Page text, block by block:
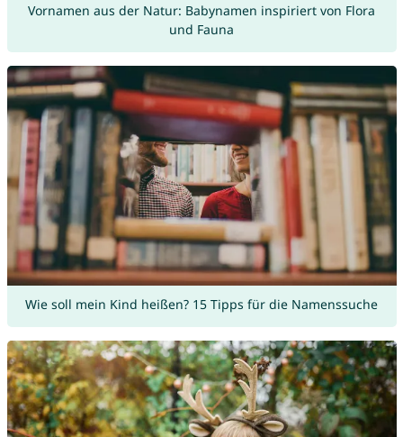
Vornamen aus der Natur: Babynamen inspiriert von Flora
und Fauna
Wie soll mein Kind heißen? 15 Tipps für die Namenssuche